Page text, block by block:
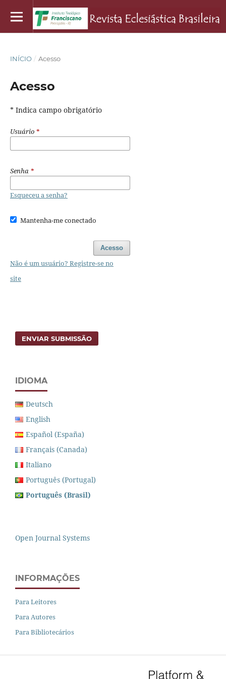
INÍCIO / Acesso
Acesso
* Indica campo obrigatório
Usuário *
Senha *
Esqueceu a senha?
Mantenha-me conectado
Acesso
Não é um usuário? Registre-se no
site
ENVIAR SUBMISSÃO
IDIOMA
Deutsch
English
Español (España)
Français (Canada)
Italiano
Português (Portugal)
Português (Brasil)
Open Journal Systems
INFORMAÇÕES
Para Leitores
Para Autores
Para Bibliotecários